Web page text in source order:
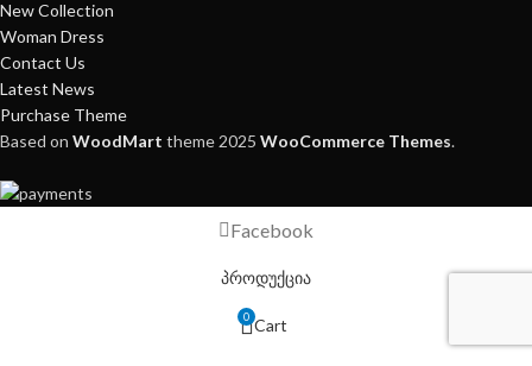
New Collection
Woman Dress
Contact Us
Latest News
Purchase Theme
Based on WoodMart theme 2025 WooCommerce Themes.
Facebook
პროდუქცია
0 Cart